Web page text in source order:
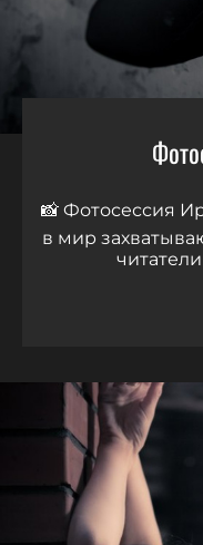
📸 Фотосессия
в мир